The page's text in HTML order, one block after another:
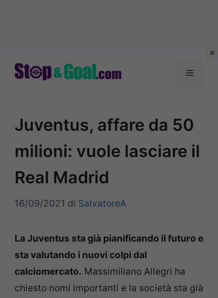
Menu
Juventus, affare da 50
milioni: vuole lasciare il
Real Madrid
16/09/2021 di SalvatoreA
La Juventus sta già pianificando il futuro e
sta valutando i nuovi colpi dal
calciomercato. Massimiliano Allegri ha
chiesto nomi importanti e la società sta già